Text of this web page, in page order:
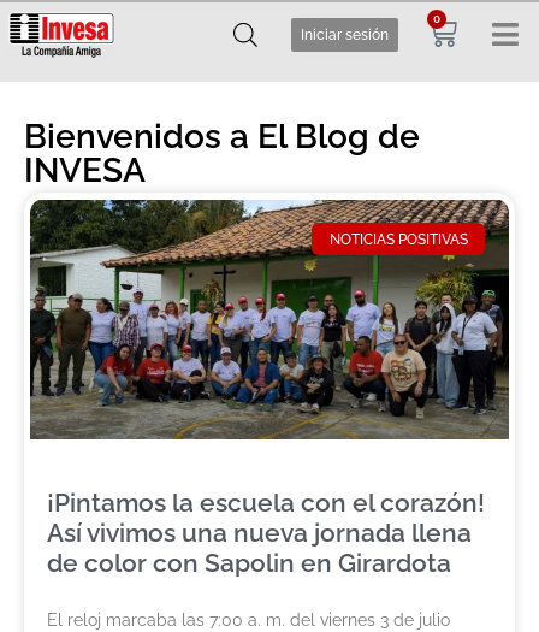
Iniciar sesión
0
Bienvenidos a El Blog de
INVESA
NOTICIAS POSITIVAS
¡Pintamos la escuela con el corazón!
Así vivimos una nueva jornada llena
de color con Sapolin en Girardota
El reloj marcaba las 7:00 a. m. del viernes 3 de julio